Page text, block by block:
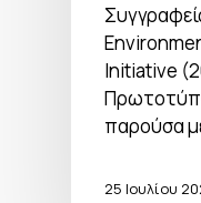
Initiative
παρούσα
25 Ιουλίου